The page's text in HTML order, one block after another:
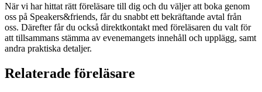
När vi har hittat rätt föreläsare till dig och du väljer att boka genom
oss på Speakers&friends, får du snabbt ett bekräftande avtal från
oss. Därefter får du också direktkontakt med föreläsaren du valt för
att tillsammans stämma av evenemangets innehåll och upplägg, samt
andra praktiska detaljer.
Relaterade föreläsare